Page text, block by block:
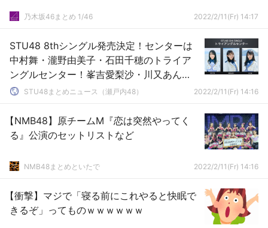
乃木坂46まとめ 1/46 2022/2/11(Fr) 14:17
STU48 8thシングル発売決定！センターは
中村舞・瀧野由美子・石田千穂のトライア
ングルセンター！峯吉愛梨沙・川又あん
奈・吉崎凜子・吉田彩良の4人が初選抜入り
STU48まとめニュース（瀬戸内48） 2022/2/11(Fr) 14:16
【NMB48】原チームM『恋は突然やってく
る』公演のセットリストなど
NMB48まとめといたで 2022/2/11(Fr) 14:16
【衝撃】マジで「寝る前にこれやると快眠で
きるぞ」ってものｗｗｗｗｗｗ